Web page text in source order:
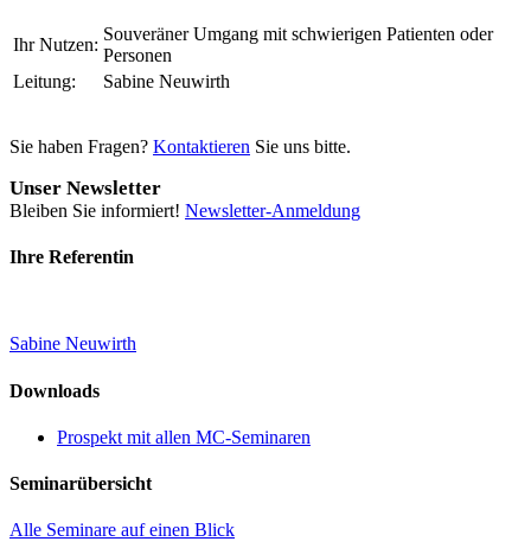
Ihr Nutzen:
Souveräner Umgang mit schwierigen Patienten oder
Personen
Leitung:
Sabine Neuwirth
Sie haben Fragen? Kontaktieren Sie uns bitte.
Unser Newsletter
Bleiben Sie informiert! Newsletter-Anmeldung
Ihre Referentin
Sabine Neuwirth
Downloads
Prospekt mit allen MC-Seminaren
Seminarübersicht
Alle Seminare auf einen Blick